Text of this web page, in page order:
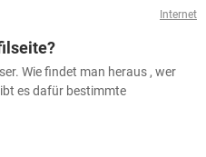
Internet
Wie findet man heraus , wer
es dafür bestimmte